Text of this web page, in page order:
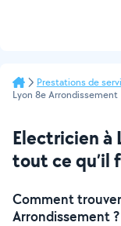
Prestations de
Lyon 8e Arrondissement
Electricien à
tout ce qu’il
Comment
Arrondissement ?